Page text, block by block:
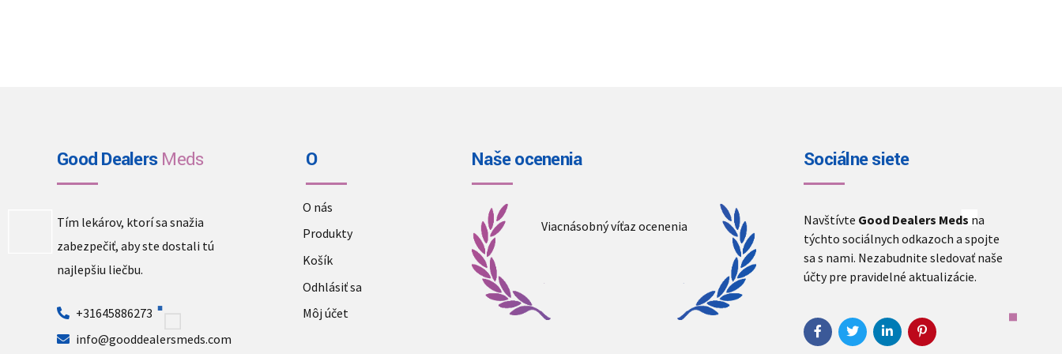
Good DealersMeds
Tím lekárov, ktorí sa snažia
zabezpečiť, aby ste dostali tú
najlepšiu liečbu.
+31645886273
info@gooddealersmeds.com
O
O nás
Produkty
Košík
Odhlásiť sa
Môj účet
Naše ocenenia
Viacnásobný víťaz ocenenia
Sociálne siete
Navštívte Good Dealers Meds na
týchto sociálnych odkazoch a spojte
sa s nami. Nezabudnite sledovať naše
účty pre pravidelné aktualizácie.